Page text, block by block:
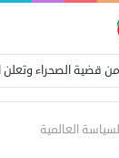
الدينية
العالمية